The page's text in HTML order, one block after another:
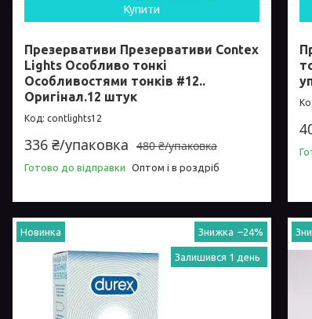
Купити
Презервативи Презервативи Contex
Lights Особливо тонкі
Особливостями тонків #12..
Оригінал.12 штук
contlights12
480 ₴/упаковка
336 ₴/упаковка
Готово до відправки Оптом і в роздріб
Новинка –24%
Залишився 1 день